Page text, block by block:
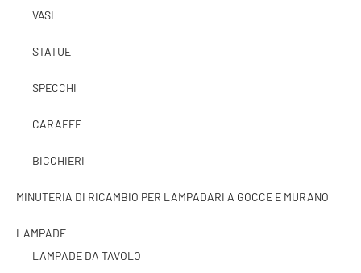
VASI
STATUE
SPECCHI
CARAFFE
BICCHIERI
MINUTERIA DI RICAMBIO PER LAMPADARI A GOCCE E MURANO
LAMPADE
LAMPADE DA TAVOLO